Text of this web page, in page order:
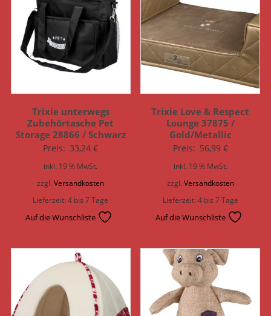
Trixie unterwegs
Zubehörtasche Pet
Storage 28866 / Schwarz
Preis: 33,24€
inkl. 19 % MwSt.
zzgl.Versandkosten
Lieferzeit:4 bis 7 Tage
Auf die Wunschliste
Trixie Love & Respect
Lounge 37875 /
Gold/Metallic
Preis: 56,99 €
inkl. 19 % MwSt.
zzgl. Versandkosten
Lieferzeit:4 bis 7 Tage
Auf die Wunschliste